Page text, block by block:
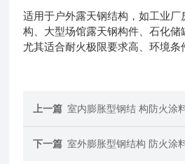
适用于户外露天钢结构，如工业
构、大型场馆露天钢构件、石化储
尤其适合耐火极限要求高、环境条
上一篇 室内膨胀型钢结 构防火涂
下一篇 室外膨胀型钢结构 防火涂